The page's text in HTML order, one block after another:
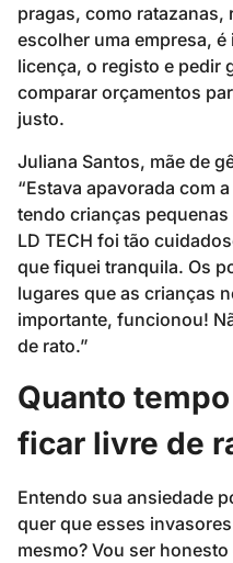
pragas, como
escolher uma empresa,
licença, o registo e pedir
comparar orçamentos
justo.
Juliana Santos, mãe de
“Estava apavorada com
tendo crianças
LD TECH foi tão
que fiquei tranquila. Os
lugares que as crianças
importante, funcionou!
de rato.”
Quanto
ficar livre de
Entendo sua ansiedade
quer que esses
mesmo? Vou ser